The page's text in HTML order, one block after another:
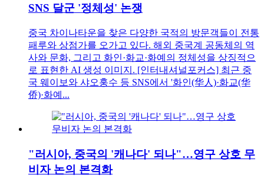
SNS 달군 '정체성' 논쟁
중국 차이나타운을 찾은 다양한 국적의 방문객들이 전통
패루와 상점가를 오가고 있다. 해외 중국계 공동체의 역
사와 문화, 그리고 화인·화교·화예의 정체성을 상징적으
로 표현한 AI 생성 이미지. [인터내셔널포커스] 최근 중
국 웨이보와 샤오훙수 등 SNS에서 '화인(华人)·화교(华
侨)·화예...
"러시아, 중국의 '캐나다' 되나"…영구 상호 무
비자 논의 본격화